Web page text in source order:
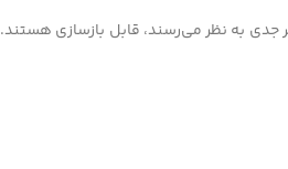
جدی به نظر می‌رسند، قابل بازسازی هستند.